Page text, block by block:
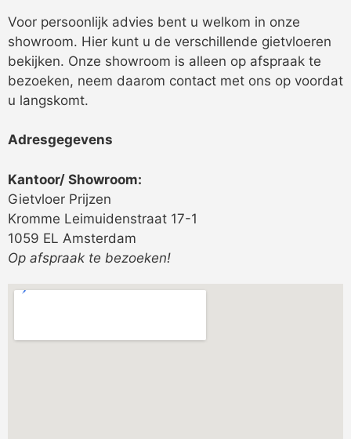
Voor persoonlijk advies bent u welkom in onze
showroom. Hier kunt u de verschillende gietvloeren
bekijken. Onze showroom is alleen op afspraak te
bezoeken, neem daarom contact met ons op voordat
u langskomt.
Adresgegevens
Kantoor/ Showroom:
Gietvloer Prijzen
Kromme Leimuidenstraat 17-1
1059 EL Amsterdam
Op afspraak te bezoeken!